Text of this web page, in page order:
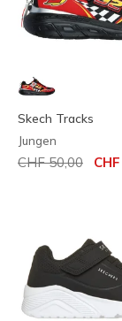
Skech Tracks
Jungen
Reduziert von
CHF 50,00 auf